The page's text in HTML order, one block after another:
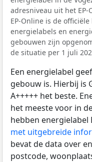
adresniveau uit het EP-
EP-Online is de
energielabels en
gebouwen zijn
de situatie per 1 juli
Een energielabel
gebouw is. Hierbij is
A+++++ het beste.
het meeste voor in
hebben energielabel
met uitgebreide
bevat de data over
postcode,